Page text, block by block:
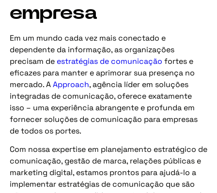
empresa
Em um mundo cada vez mais conectado e
dependente da informação, as organizações
precisam de estratégias de comunicação fortes e
eficazes para manter e aprimorar sua presença no
mercado. AApproach, agência líder em soluções
integradas de comunicação, oferece exatamente
isso – uma experiência abrangente e profunda em
fornecer soluções de comunicação para empresas
de todos os portes.
Com nossa expertise em planejamento estratégico de
comunicação, gestão de marca, relações públicas e
marketing digital, estamos prontos para ajudá-lo a
implementar estratégias de comunicação que são